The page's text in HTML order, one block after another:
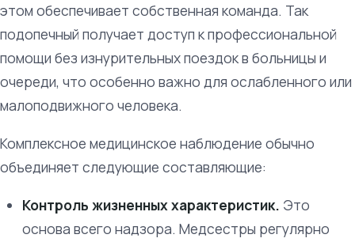
этом обеспечивает собственная команда. Так
подопечный получает доступ к профессиональной
помощи без изнурительных поездок в больницы и
очереди, что особенно важно для ослабленного или
малоподвижного человека.
Комплексное медицинское наблюдение обычно
объединяет следующие составляющие:
Контроль жизненных характеристик. Это
основа всего надзора. Медсестры регулярно